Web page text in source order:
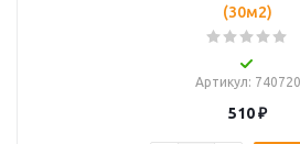
(30м2)
Артикул: 740720
510₽